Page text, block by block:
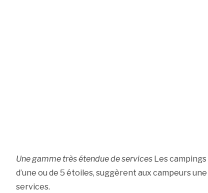
Une gamme très étendue de servicesLes campings
d’une ou de 5 étoiles, suggèrent aux campeurs
services.